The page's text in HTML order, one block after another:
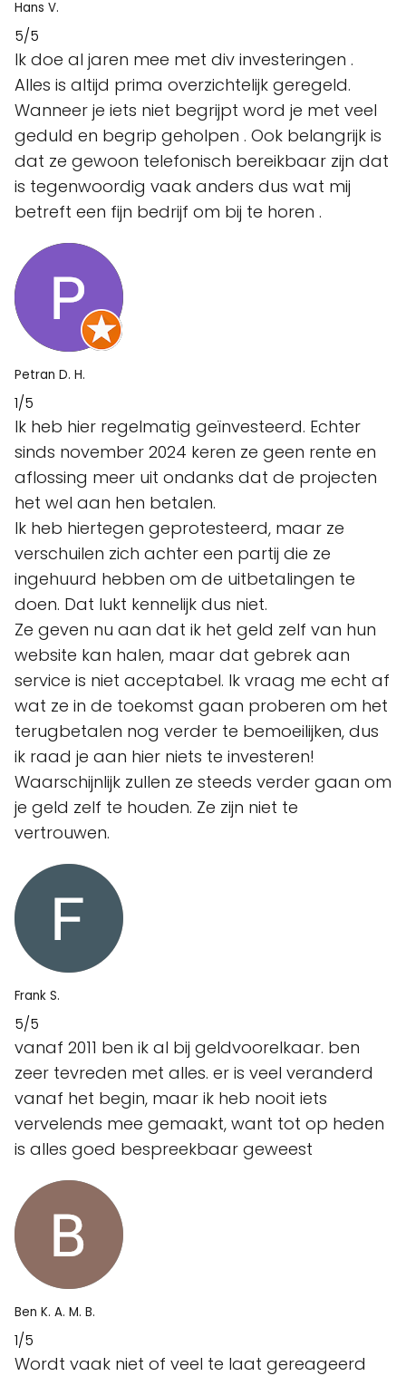
Hans V.
5/5
Ik doe al jaren mee met div investeringen .
Alles is altijd prima overzichtelijk geregeld.
Wanneer je iets niet begrijpt word je met veel
geduld en begrip geholpen . Ook belangrijk is
dat ze gewoon telefonisch bereikbaar zijn dat
is tegenwoordig vaak anders dus wat mij
betreft een fijn bedrijf om bij te horen .
Petran D. H.
1/5
Ik heb hier regelmatig geïnvesteerd. Echter
sinds november 2024 keren ze geen rente en
aflossing meer uit ondanks dat de projecten
het wel aan hen betalen.
Ik heb hiertegen geprotesteerd, maar ze
verschuilen zich achter een partij die ze
ingehuurd hebben om de uitbetalingen te
doen. Dat lukt kennelijk dus niet.
Ze geven nu aan dat ik het geld zelf van hun
website kan halen, maar dat gebrek aan
service is niet acceptabel. Ik vraag me echt af
wat ze in de toekomst gaan proberen om het
terugbetalen nog verder te bemoeilijken, dus
ik raad je aan hier niets te investeren!
Waarschijnlijk zullen ze steeds verder gaan om
je geld zelf te houden. Ze zijn niet te
vertrouwen.
Frank S.
5/5
vanaf 2011 ben ik al bij geldvoorelkaar. ben
zeer tevreden met alles. er is veel veranderd
vanaf het begin, maar ik heb nooit iets
vervelends mee gemaakt, want tot op heden
is alles goed bespreekbaar geweest
Ben K. A. M. B.
1/5
Wordt vaak niet of veel te laat gereageerd